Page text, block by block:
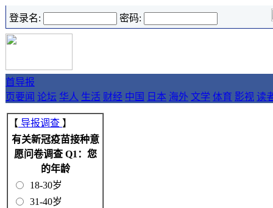
登录名: 密码:
首
页
导报
要闻 论坛 华人 生活 财经 中国 日本 海外 文学 体育 影视 读
【 导报调查 】
有关新冠疫苗接种意
愿问卷调查 Q1：您
的年龄
18-30岁
31-40岁